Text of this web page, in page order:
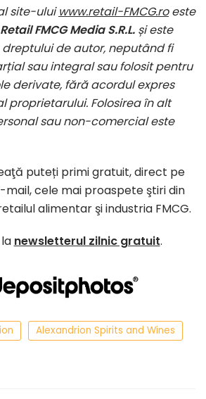
site-uluiwww.retail-FMCG.roeste
FMCG Media S.R.L. și este
de autor, neputând fi
sau integral sau folosit pentru
derivate, fără acordul expres
proprietarului. Folosirea în alt
sau non-comercial este
puteți primi gratuit, direct pe
mail, cele mai proaspete ştiri din
alimentar şi industria FMCG.
newsletterul zilnic gratuit.
Alexandrion Spirits and Wines